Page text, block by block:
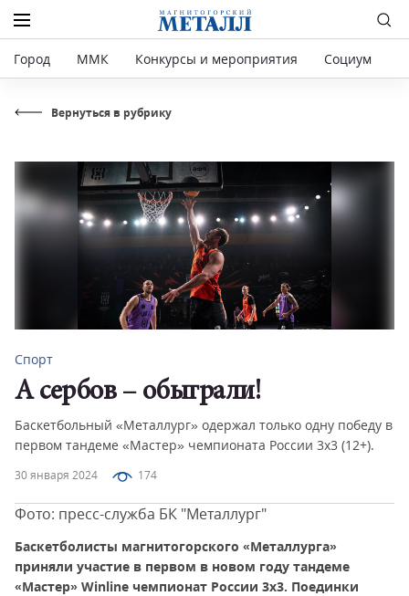
Город ММК Конкурсы и мероприятия Социум
Вернуться в рубрику
30 января 2024 174
Спорт
А сербов – обыграли!
Баскетбольный «Металлург» одержал только одну победу в
первом тандеме «Мастер» чемпионата России 3х3 (12+).
Фото: пресс-служба БК "Металлург"
Баскетболисты магнитогорского «Металлурга»
приняли участие в первом в новом году тандеме
«Мастер» Winline чемпионат России 3х3. Поединки